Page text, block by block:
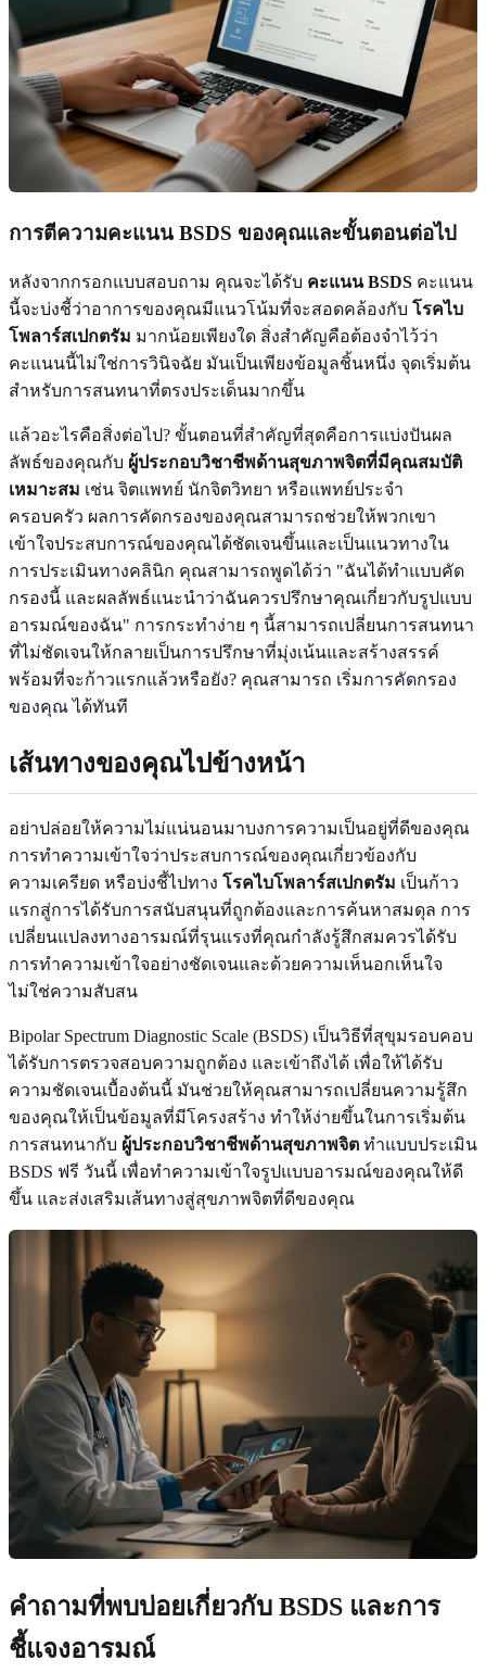
การตีความคะแนน BSDS ของคุณและขั้นตอนต่อไป
หลังจากกรอกแบบสอบถาม คุณจะได้รับ คะแนน BSDS คะแนน
นี้จะบ่งชี้ว่าอาการของคุณมีแนวโน้มที่จะสอดคล้องกับ โรคไบ
โพลาร์สเปกตรัม มากน้อยเพียงใด สิ่งสำคัญคือต้องจำไว้ว่า
คะแนนนี้ไม่ใช่การวินิจฉัย มันเป็นเพียงข้อมูลชิ้นหนึ่ง จุดเริ่มต้น
สำหรับการสนทนาที่ตรงประเด็นมากขึ้น
แล้วอะไรคือสิ่งต่อไป? ขั้นตอนที่สำคัญที่สุดคือการแบ่งปันผล
ลัพธ์ของคุณกับ ผู้ประกอบวิชาชีพด้านสุขภาพจิตที่มีคุณสมบัติ
เหมาะสม เช่น จิตแพทย์ นักจิตวิทยา หรือแพทย์ประจำ
ครอบครัว ผลการคัดกรองของคุณสามารถช่วยให้พวกเขา
เข้าใจประสบการณ์ของคุณได้ชัดเจนขึ้นและเป็นแนวทางใน
การประเมินทางคลินิก คุณสามารถพูดได้ว่า "ฉันได้ทำแบบคัด
กรองนี้ และผลลัพธ์แนะนำว่าฉันควรปรึกษาคุณเกี่ยวกับรูปแบบ
อารมณ์ของฉัน" การกระทำง่าย ๆ นี้สามารถเปลี่ยนการสนทนา
ที่ไม่ชัดเจนให้กลายเป็นการปรึกษาที่มุ่งเน้นและสร้างสรรค์
พร้อมที่จะก้าวแรกแล้วหรือยัง? คุณสามารถ เริ่มการคัดกรอง
ของคุณได้ทันที
เส้นทางของคุณไปข้างหน้า
อย่าปล่อยให้ความไม่แน่นอนมาบงการความเป็นอยู่ที่ดีของคุณ
การทำความเข้าใจว่าประสบการณ์ของคุณเกี่ยวข้องกับ
ความเครียด หรือบ่งชี้ไปทาง โรคไบโพลาร์สเปกตรัม เป็นก้าว
แรกสู่การได้รับการสนับสนุนที่ถูกต้องและการค้นหาสมดุล การ
เปลี่ยนแปลงทางอารมณ์ที่รุนแรงที่คุณกำลังรู้สึกสมควรได้รับ
การทำความเข้าใจอย่างชัดเจนและด้วยความเห็นอกเห็นใจ
ไม่ใช่ความสับสน
Bipolar Spectrum Diagnostic Scale (BSDS) เป็นวิธีที่สุขุมรอบคอบ
ได้รับการตรวจสอบความถูกต้อง และเข้าถึงได้ เพื่อให้ได้รับ
ความชัดเจนเบื้องต้นนี้ มันช่วยให้คุณสามารถเปลี่ยนความรู้สึก
ของคุณให้เป็นข้อมูลที่มีโครงสร้าง ทำให้ง่ายขึ้นในการเริ่มต้น
การสนทนากับ ผู้ประกอบวิชาชีพด้านสุขภาพจิต ทำแบบประเมิน
BSDS ฟรี วันนี้ เพื่อทำความเข้าใจรูปแบบอารมณ์ของคุณให้ดี
ขึ้น และส่งเสริมเส้นทางสู่สุขภาพจิตที่ดีของคุณ
คำถามที่พบบ่อยเกี่ยวกับ BSDS และการ
ชี้แจงอารมณ์